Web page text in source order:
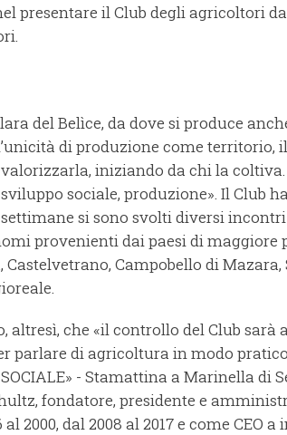
presentare il Club degli agricoltori
del Belìce, da dove si produce
di produzione come territorio,
iniziando da chi la
sociale, produzione». Il Club
settimane si sono svolti diversi
provenienti dai paesi di maggiore
Campobello di Mazara,
altresì, che «il controllo del Club
parlare di agricoltura in modo
SOCIALE» - Stamattina a Marinella di
fondatore, presidente e
2000, dal 2008 al 2017 e come CEO